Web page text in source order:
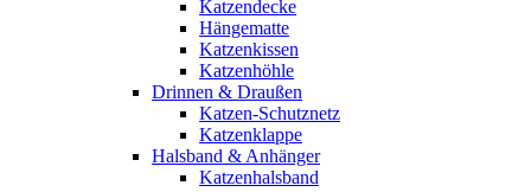
Katzendecke
Hängematte
Katzenkissen
Katzenhöhle
Drinnen & Draußen
Katzen-Schutznetz
Katzenklappe
Halsband & Anhänger
Katzenhalsband